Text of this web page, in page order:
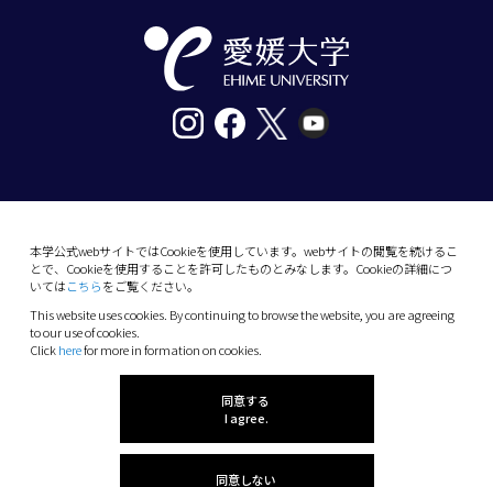
本学公式webサイトではCookieを使用しています。webサイトの閲覧を続けるこ
とで、Cookieを使用することを許可したものとみなします。Cookieの詳細につ
いてはこちらをご覧ください。
This website uses cookies. By continuing to browse the website, you are agreeing
to our use of cookies.
Clickherefor more in formation on cookies.
同意する
I agree.
同意しない
10-13 Dogo-Himata, Matsuyama, Ehime 790-
Phone: +81 89-927-9000
(C) 2026 Ehime University.